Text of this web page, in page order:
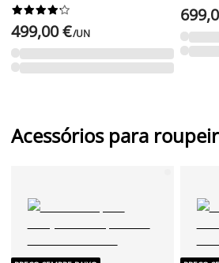






499,00 €/UN
Acessórios para